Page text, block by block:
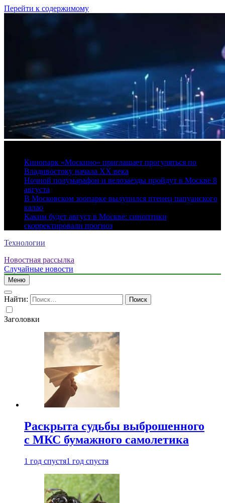
Перейти к содержимому
Кинопарк «Москино» приглашает прогуляться по
Владивостоку начала XX века
Ночной полумарафон и велозаезды пройдут в Москве 8
августа
В Московском зоопарке вылупился птенец папуанского
калао
Каким будет август в Москве: синоптики
скорректировали прогноз
Технологии
Новостная рассылка
Случайные новости
Меню
Найти:
Заголовки
Раскрыта судьбы выброшенного
с МКС бумажного самолетика
1 год спустя1 год спустя